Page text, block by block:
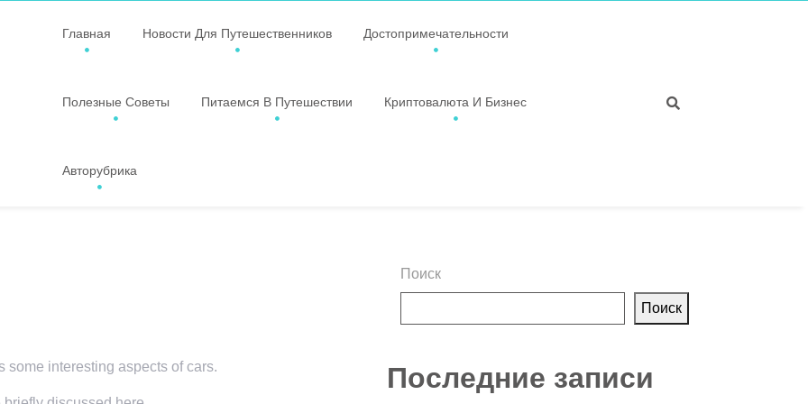
Главная Новости Для Путешественников Достопримечательности
Полезные Советы Питаемся В Путешествии Криптовалюта И Бизнес
Авторубрика
some interesting aspects of cars.
Поиск
Поиск
Последние записи